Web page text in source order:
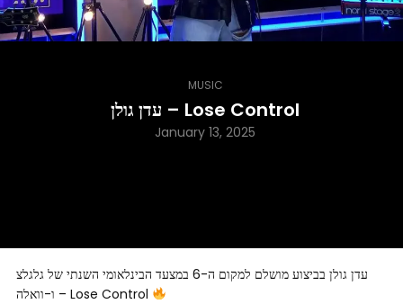
MUSIC
עדן גולן – Lose Control
January 13, 2025
עדן גולן בביצוע מושלם למקום ה-6 במצעד הבינלאומי השנתי של גלגלצ
ו-וואלה – Lose Control